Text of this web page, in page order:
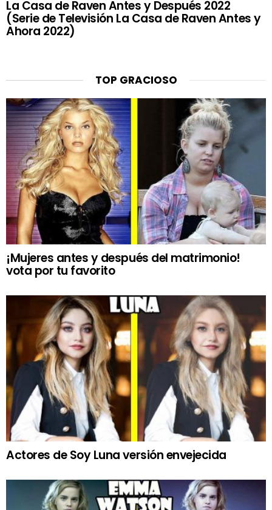
La Casa de Raven Antes y Después 2022
(Serie de Televisión La Casa de Raven Antes y
Ahora 2022)
TOP GRACIOSO
¡Mujeres antes y después del matrimonio!
vota por tu favorito
Actores de Soy Luna versión envejecida